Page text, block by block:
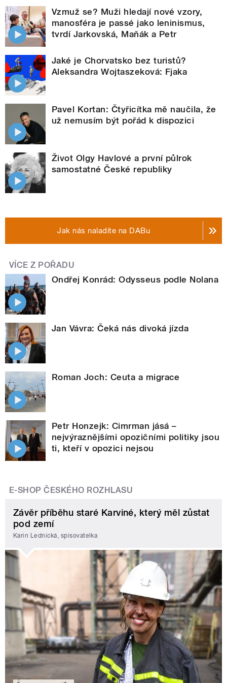
Vzmuž se? Muži hledají nové vzory,
manosféra je passé jako leninismus,
tvrdí Jarkovská, Maňák a Petr
Jaké je Chorvatsko bez turistů?
Aleksandra Wojtaszeková: Fjaka
Pavel Kortan: Čtyřicítka mě naučila, že
už nemusím být pořád k dispozici
Život Olgy Havlové a první půlrok
samostatné České republiky
Jak nás naladíte na DABu
VÍCE Z POŘADU
Ondřej Konrád: Odysseus podle Nolana
Jan Vávra: Čeká nás divoká jízda
Roman Joch: Ceuta a migrace
Petr Honzejk: Cimrman jásá –
nejvýraznějšími opozičními politiky jsou
ti, kteří v opozici nejsou
E-SHOP ČESKÉHO ROZHLASU
Závěr příběhu staré Karviné, který měl zůstat
pod zemí
Karin Lednická, spisovatelka